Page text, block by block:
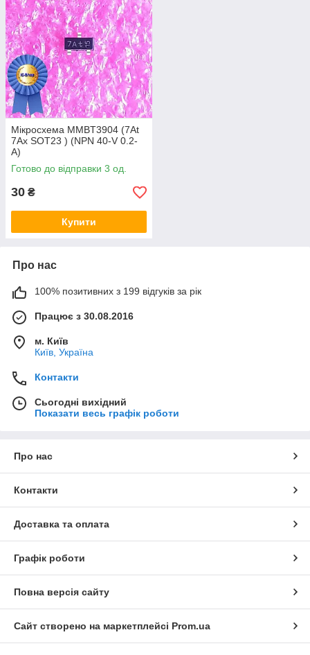
Мікросхема MMBT3904 (7At
7Ax SOT23 ) (NPN 40-V 0.2-
A)
Готово до відправки 3 од.
30 ₴
Купити
Про нас
100% позитивних з 199 відгуків за рік
Працює з 30.08.2016
м. Київ
Київ, Україна
Контакти
Сьогодні вихідний
Показати весь графік роботи
Про нас
Контакти
Доставка та оплата
Графік роботи
Повна версія сайту
Сайт створено на маркетплейсі Prom.ua